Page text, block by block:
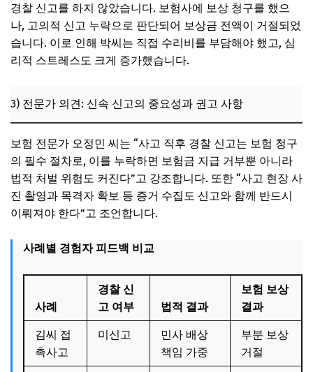
경찰 신고를 하지 않았습니다. 보험사에 보상 청구를 했으
나, 고의적 신고 누락으로 판단되어 보상금 전액이 거절되었
습니다. 이로 인해 박씨는 직접 수리비를 부담해야 했고, 심
리적 스트레스도 크게 증가했습니다.
3) 전문가 의견: 신속 신고의 중요성과 권고 사항
보험 전문가 오정민 씨는 “사고 직후 경찰 신고는 보험 청구
의 필수 절차로, 이를 누락하면 보험금 지급 거부뿐 아니라
법적 처벌 위험도 커진다”고 강조합니다. 또한 “사고 현장 사
진 촬영과 목격자 확보 등 증거 수집도 신고와 함께 반드시
이뤄져야 한다”고 조언합니다.
사례별 경험자 피드백 비교
사례
경찰 신
고 여부
법적 결과
보험 보상
결과
김씨 접
촉사고
미신고
민사 배상
책임 가중
부분 보상
거절